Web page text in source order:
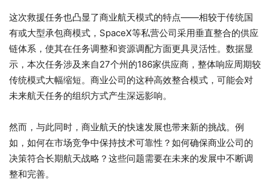
这次救援任务也凸显了商业航天模式的特点——相较于传统国
有或大型承包商模式，SpaceX等私营公司采用垂直整合的供应
链体系，使其在任务调整和资源调配方面更具灵活性。数据显
示，本次任务涉及来自27个州的186家供应商，整体响应周期较
传统模式大幅缩短。商业公司的这种高效整合模式，可能会对
未来航天任务的组织方式产生深远影响。
然而，与此同时，商业航天的快速发展也带来新的挑战。例
如，如何在市场竞争中保持技术可靠性？如何确保商业公司的
决策符合长期航天战略？这些问题需要在未来的发展中不断调
整和完善。